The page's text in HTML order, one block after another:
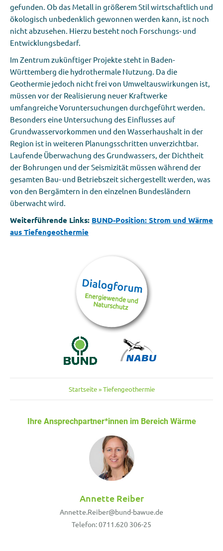
gefunden. Ob das Metall in größerem Stil wirtschaftlich und
ökologisch unbedenklich gewonnen werden kann, ist noch
nicht abzusehen. Hierzu besteht noch Forschungs- und
Entwicklungsbedarf.
Im Zentrum zukünftiger Projekte steht in Baden-
Württemberg die hydrothermale Nutzung. Da die
Geothermie jedoch nicht frei von Umweltauswirkungen ist,
müssen vor der Realisierung neuer Kraftwerke
umfangreiche Voruntersuchungen durchgeführt werden.
Besonders eine Untersuchung des Einflusses auf
Grundwasservorkommen und den Wasserhaushalt in der
Region ist in weiteren Planungsschritten unverzichtbar.
Laufende Überwachung des Grundwassers, der Dichtheit
der Bohrungen und der Seismizität müssen während der
gesamten Bau- und Betriebszeit sichergestellt werden, was
von den Bergämtern in den einzelnen Bundesländern
überwacht wird.
Weiterführende Links: BUND-Position: Strom und Wärme
aus Tiefengeothermie
Startseite»Tiefengeothermie
Ihre Ansprechpartner*innen im Bereich Wärme
Annette Reiber
Annette.Reiber@bund-bawue.de
Telefon: 0711.620 306-25